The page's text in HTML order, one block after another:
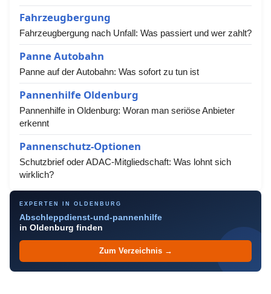
Fahrzeugbergung
Fahrzeugbergung nach Unfall: Was passiert und wer zahlt?
Panne Autobahn
Panne auf der Autobahn: Was sofort zu tun ist
Pannenhilfe Oldenburg
Pannenhilfe in Oldenburg: Woran man seriöse Anbieter
erkennt
Pannenschutz-Optionen
Schutzbrief oder ADAC-Mitgliedschaft: Was lohnt sich
wirklich?
EXPERTEN IN OLDENBURG
Abschleppdienst-und-pannenhilfe
in Oldenburg finden
Zum Verzeichnis →